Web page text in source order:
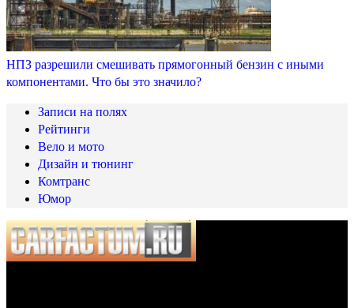
НПЗ разрешили смешивать прямогонный бензин с иными
компонентами. Что бы это значило?
Записи на полях
Рейтинги
Вело и мото
Дизайн и тюнинг
Комтранс
Юмор